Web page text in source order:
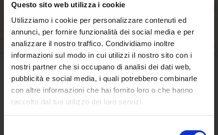
Questo sito web utilizza i cookie
Utilizziamo i cookie per personalizzare contenuti ed
annunci, per fornire funzionalità dei social media e per
analizzare il nostro traffico. Condividiamo inoltre
informazioni sul modo in cui utilizzi il nostro sito con i
nostri partner che si occupano di analisi dei dati web,
pubblicità e social media, i quali potrebbero combinarle
con altre informazioni che hai fornito loro o che hanno
raccolto dal tuo utilizzo dei loro servizi.
TERMS OF SALE
Click hereto find out terms and conditions